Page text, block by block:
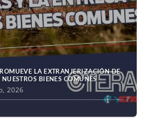
LA EXTRANJERIZACIÓN DE
BIENES COMUNES
2026